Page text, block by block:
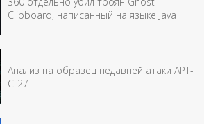
Clipboard, написанный на языке Java
Анализ на образец недавней атаки APT-
C-27